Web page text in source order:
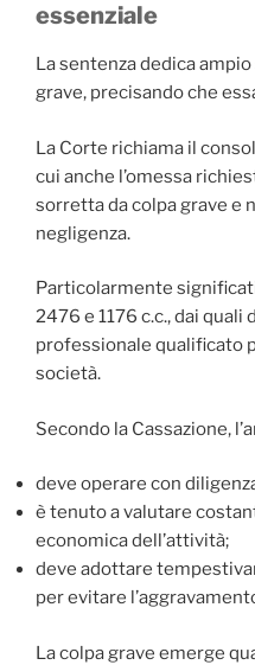
essenziale
La sentenza dedica
grave, precisando che
La Corte richiama il
cui anche l’omessa
sorretta da colpa grave e
negligenza.
Particolarmente
2476 e 1176 c.c., dai quali
professionale qualificato
società.
Secondo la Cassazione,
deve operare con
è tenuto a valutare
economica dell’attività;
deve adottare
per evitare
La colpa grave emerge